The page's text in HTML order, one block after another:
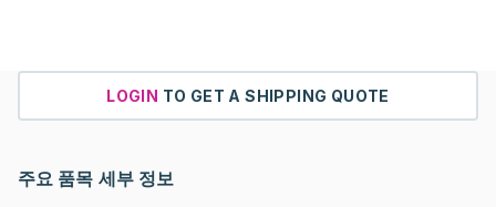
LOGIN TO GET A SHIPPING QUOTE
주요 품목 세부 정보